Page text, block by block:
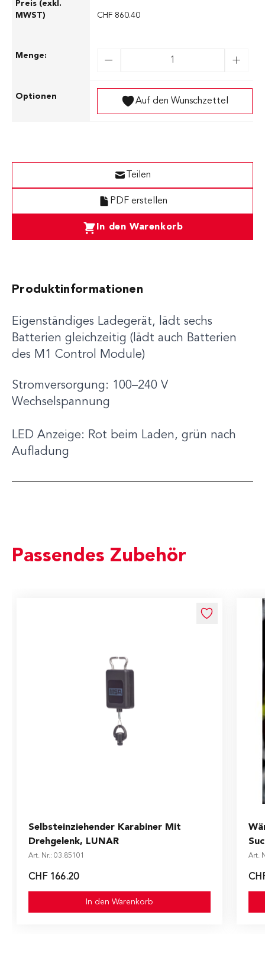
CHF 860.40
Auf den Wunschzettel
In den Warenkorb
PDF erstellen
Teilen
Produktinformationen
Eigenständiges Ladegerät, lädt sechs
Batterien gleichzeitig (lädt auch Batterien
des M1 Control Module)
Stromversorgung: 100–240 V
Wechselspannung
LED Anzeige: Rot beim Laden, grün nach
Aufladung
Passendes Zubehör
Selbsteinziehender Karabiner Mit
Drehgelenk, LUNAR
Art. Nr.: 03.85101
CHF 166.20
In den Warenkorb
Art.